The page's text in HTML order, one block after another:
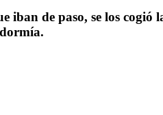
iban de paso, se los